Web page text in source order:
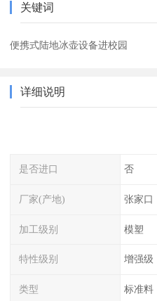
关键词
便携式陆地冰壶设备进校园
详细说明
是否进口 否
厂家(产地) 张家口
加工级别 模塑
特性级别 增强级
类型 标准料